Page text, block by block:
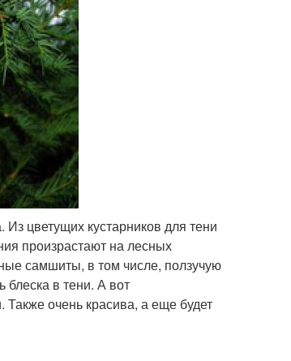
Из цветущих кустарников для тени
произрастают на лесных
самшиты, в том числе, ползучую
блеска в тени. А вот
очень красива, а еще будет